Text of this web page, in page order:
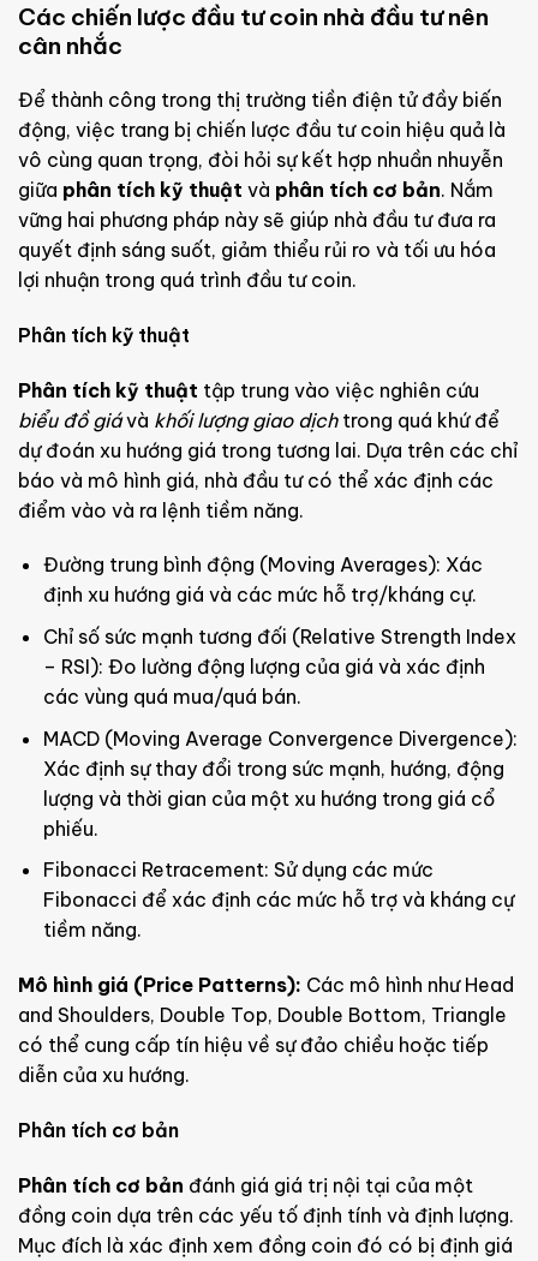
Các chiến lược đầu tư coin nhà đầu tư nên
cân nhắc
Để thành công trong thị trường tiền điện tử đầy biến
động, việc trang bị chiến lược đầu tư coin hiệu quả là
vô cùng quan trọng, đòi hỏi sự kết hợp nhuần nhuyễn
giữa phân tích kỹ thuật và phân tích cơ bản. Nắm
vững hai phương pháp này sẽ giúp nhà đầu tư đưa ra
quyết định sáng suốt, giảm thiểu rủi ro và tối ưu hóa
lợi nhuận trong quá trình đầu tư coin.
Phân tích kỹ thuật
Phân tích kỹ thuật tập trung vào việc nghiên cứu
biểu đồ giávà khối lượng giao dịchtrong quá khứ để
dự đoán xu hướng giá trong tương lai. Dựa trên các chỉ
báo và mô hình giá, nhà đầu tư có thể xác định các
điểm vào và ra lệnh tiềm năng.
Đường trung bình động (Moving Averages): Xác
định xu hướng giá và các mức hỗ trợ/kháng cự.
Chỉ số sức mạnh tương đối (Relative Strength Index
– RSI): Đo lường động lượng của giá và xác định
các vùng quá mua/quá bán.
MACD (Moving Average Convergence Divergence):
Xác định sự thay đổi trong sức mạnh, hướng, động
lượng và thời gian của một xu hướng trong giá cổ
phiếu.
Fibonacci Retracement: Sử dụng các mức
Fibonacci để xác định các mức hỗ trợ và kháng cự
tiềm năng.
Mô hình giá (Price Patterns): Các mô hình như Head
and Shoulders, Double Top, Double Bottom, Triangle
có thể cung cấp tín hiệu về sự đảo chiều hoặc tiếp
diễn của xu hướng.
Phân tích cơ bản
Phân tích cơ bản đánh giá giá trị nội tại của một
đồng coin dựa trên các yếu tố định tính và định lượng.
Mục đích là xác định xem đồng coin đó có bị định giá